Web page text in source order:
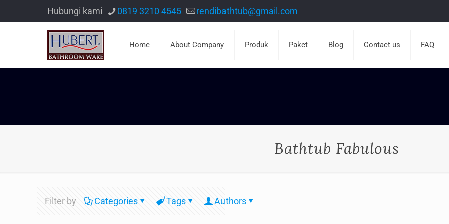
Hubungi kami 0819 3210 4545 rendibathtub@gmail.com
Home About Company Produk Paket Blog Contact us FAQ
Bathtub Fabulous
Filter by Categories Tags Authors